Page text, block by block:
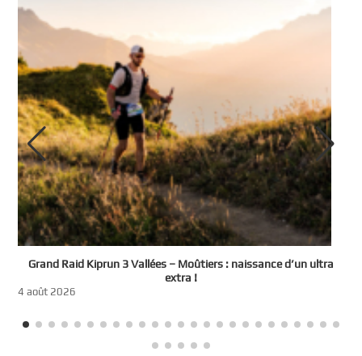
Grand Raid Kiprun 3 Vallées – Moûtiers : naissance d’un ultra
extra !
4 août 2026